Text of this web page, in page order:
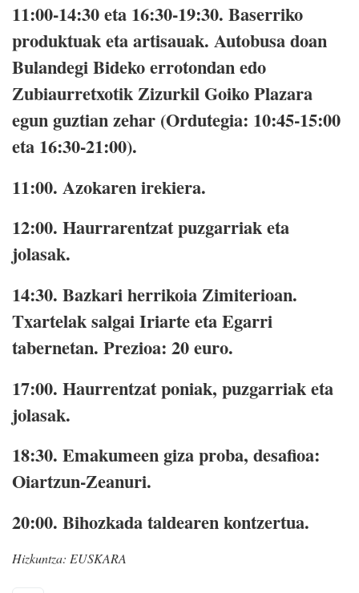
11:00-14:30 eta 16:30-19:30. Baserriko
produktuak eta artisauak. Autobusa doan
Bulandegi Bideko errotondan edo
Zubiaurretxotik Zizurkil Goiko Plazara
egun guztian zehar (Ordutegia: 10:45-15:00
eta 16:30-21:00).
11:00. Azokaren irekiera.
12:00. Haurrarentzat puzgarriak eta
jolasak.
14:30. Bazkari herrikoia Zimiterioan.
Txartelak salgai Iriarte eta Egarri
tabernetan. Prezioa: 20 euro.
17:00. Haurrentzat poniak, puzgarriak eta
jolasak.
18:30. Emakumeen giza proba, desafioa:
Oiartzun-Zeanuri.
20:00. Bihozkada taldearen kontzertua.
Hizkuntza: EUSKARA